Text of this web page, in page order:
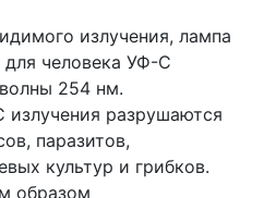
излучения, лампа
для человека УФ-С
254 нм.
разрушаются
паразитов,
культур и грибков.
образом